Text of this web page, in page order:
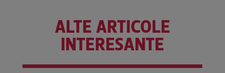
ALTE ARTICOLE
INTERESANTE